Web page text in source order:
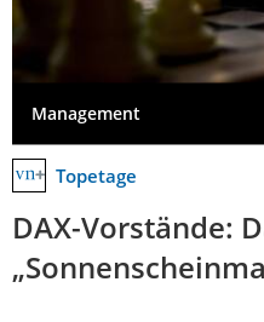
Management
Topetage
DAX-Vorstände: